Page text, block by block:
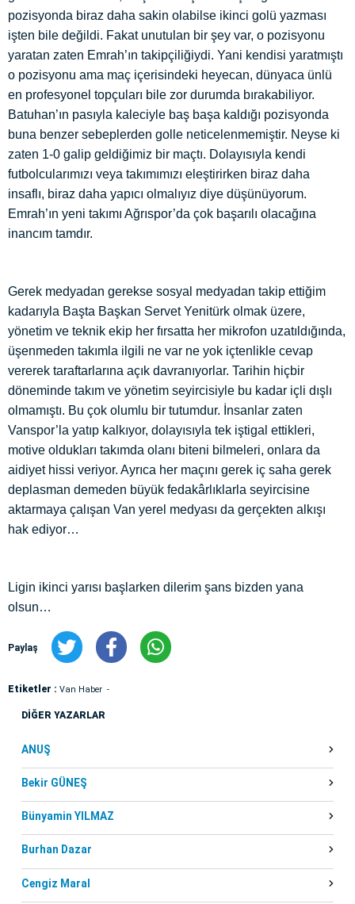
pozisyonda biraz daha sakin olabilse ikinci golü yazması
işten bile değildi. Fakat unutulan bir şey var, o pozisyonu
yaratan zaten Emrah’ın takipçiliğiydi. Yani kendisi yaratmıştı
o pozisyonu ama maç içerisindeki heyecan, dünyaca ünlü
en profesyonel topçuları bile zor durumda bırakabiliyor.
Batuhan’ın pasıyla kaleciyle baş başa kaldığı pozisyonda
buna benzer sebeplerden golle neticelenmemiştir. Neyse ki
zaten 1-0 galip geldiğimiz bir maçtı. Dolayısıyla kendi
futbolcularımızı veya takımımızı eleştirirken biraz daha
insaflı, biraz daha yapıcı olmalıyız diye düşünüyorum.
Emrah’ın yeni takımı Ağrıspor’da çok başarılı olacağına
inancım tamdır.
Gerek medyadan gerekse sosyal medyadan takip ettiğim
kadarıyla Başta Başkan Servet Yenitürk olmak üzere,
yönetim ve teknik ekip her fırsatta her mikrofon uzatıldığında,
üşenmeden takımla ilgili ne var ne yok içtenlikle cevap
vererek taraftarlarına açık davranıyorlar. Tarihin hiçbir
döneminde takım ve yönetim seyircisiyle bu kadar içli dışlı
olmamıştı. Bu çok olumlu bir tutumdur. İnsanlar zaten
Vanspor’la yatıp kalkıyor, dolayısıyla tek iştigal ettikleri,
motive oldukları takımda olanı biteni bilmeleri, onlara da
aidiyet hissi veriyor. Ayrıca her maçını gerek iç saha gerek
deplasman demeden büyük fedakârlıklarla seyircisine
aktarmaya çalışan Van yerel medyası da gerçekten alkışı
hak ediyor…
Ligin ikinci yarısı başlarken dilerim şans bizden yana
olsun…
Paylaş
Etiketler : Van Haber
DİĞER YAZARLAR
ANUŞ
Bekir GÜNEŞ
Bünyamin YILMAZ
Burhan Dazar
Cengiz Maral